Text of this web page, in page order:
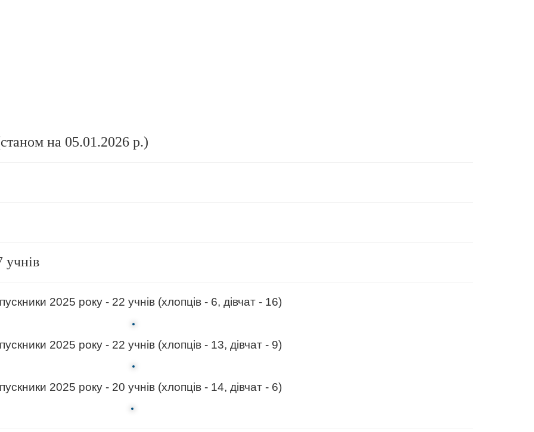
на 05.01.2026 р.)
2025 року - 22 учнів (хлопців - 6, дівчат - 16)
2025 року - 22 учнів (хлопців - 13, дівчат - 9)
2025 року - 20 учнів (хлопців - 14, дівчат - 6)